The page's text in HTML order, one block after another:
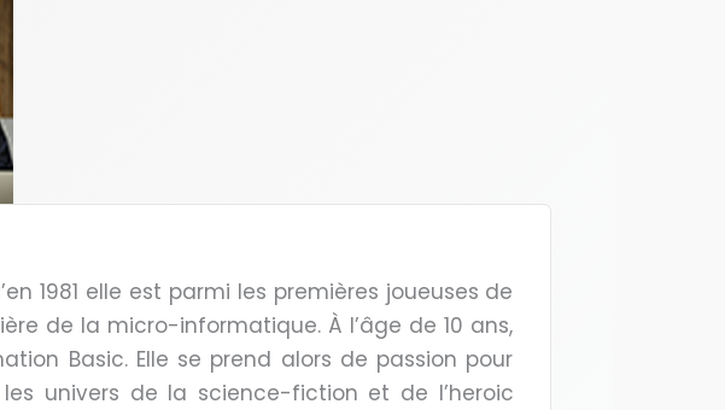
1981 elle est parmi les premières joueuses de
de la micro-informatique. À l’âge de 10 ans,
Basic. Elle se prend alors de passion pour
univers de la science-fiction et de l’heroic